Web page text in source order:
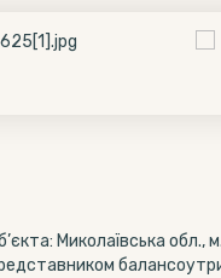
Миколаївська